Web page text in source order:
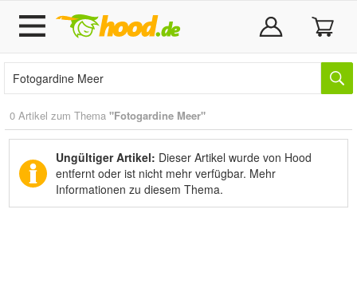
0 Artikel zum Thema "Fotogardine Meer"
Ungültiger Artikel: Dieser Artikel wurde von Hood
entfernt oder ist nicht mehr verfügbar. Mehr
Informationen zu diesem Thema.